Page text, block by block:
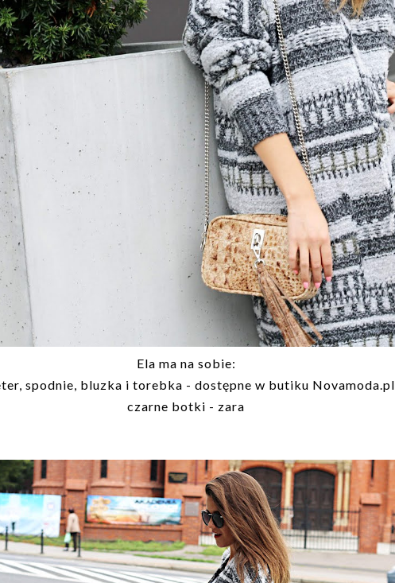
Ela ma na sobie:
spodnie, bluzka i torebka - dostępne w butiku Novamoda.pl
czarne botki - zara